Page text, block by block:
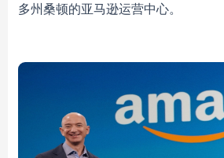
多州桑顿的亚马逊运营中心。